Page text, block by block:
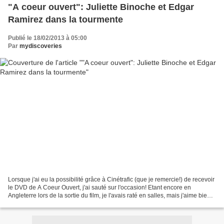
"A coeur ouvert": Juliette Binoche et Edgar
Ramirez dans la tourmente
Publié le 18/02/2013 à 05:00
Par mydiscoveries
Lorsque j'ai eu la possibilité grâce à Cinétrafic (que je remercie!) de recevoir
le DVD de A Coeur Ouvert, j'ai sauté sur l'occasion! Etant encore en
Angleterre lors de la sortie du film, je l'avais raté en salles, mais j'aime bien